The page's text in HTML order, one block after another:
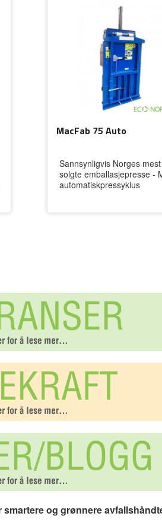
MacFab 75 Auto
Sannsynligvis Norges mest
solgte emballasjepresse -
automatiskpressyklus
smartere og grønnere